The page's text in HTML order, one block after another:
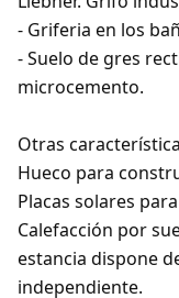
- Griferia en los
- Suelo de gres
microcemento.
Otras
Hueco para
Placas solares
Calefacción por
estancia dispone
independiente.